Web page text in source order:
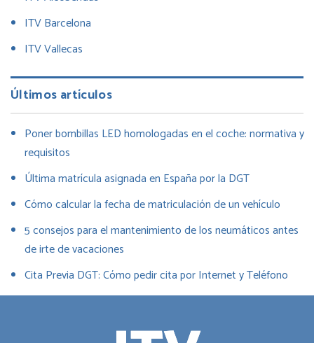
ITV Barcelona
ITV Vallecas
Últimos artículos
Poner bombillas LED homologadas en el coche: normativa y
requisitos
Última matrícula asignada en España por la DGT
Cómo calcular la fecha de matriculación de un vehículo
5 consejos para el mantenimiento de los neumáticos antes
de irte de vacaciones
Cita Previa DGT: Cómo pedir cita por Internet y Teléfono